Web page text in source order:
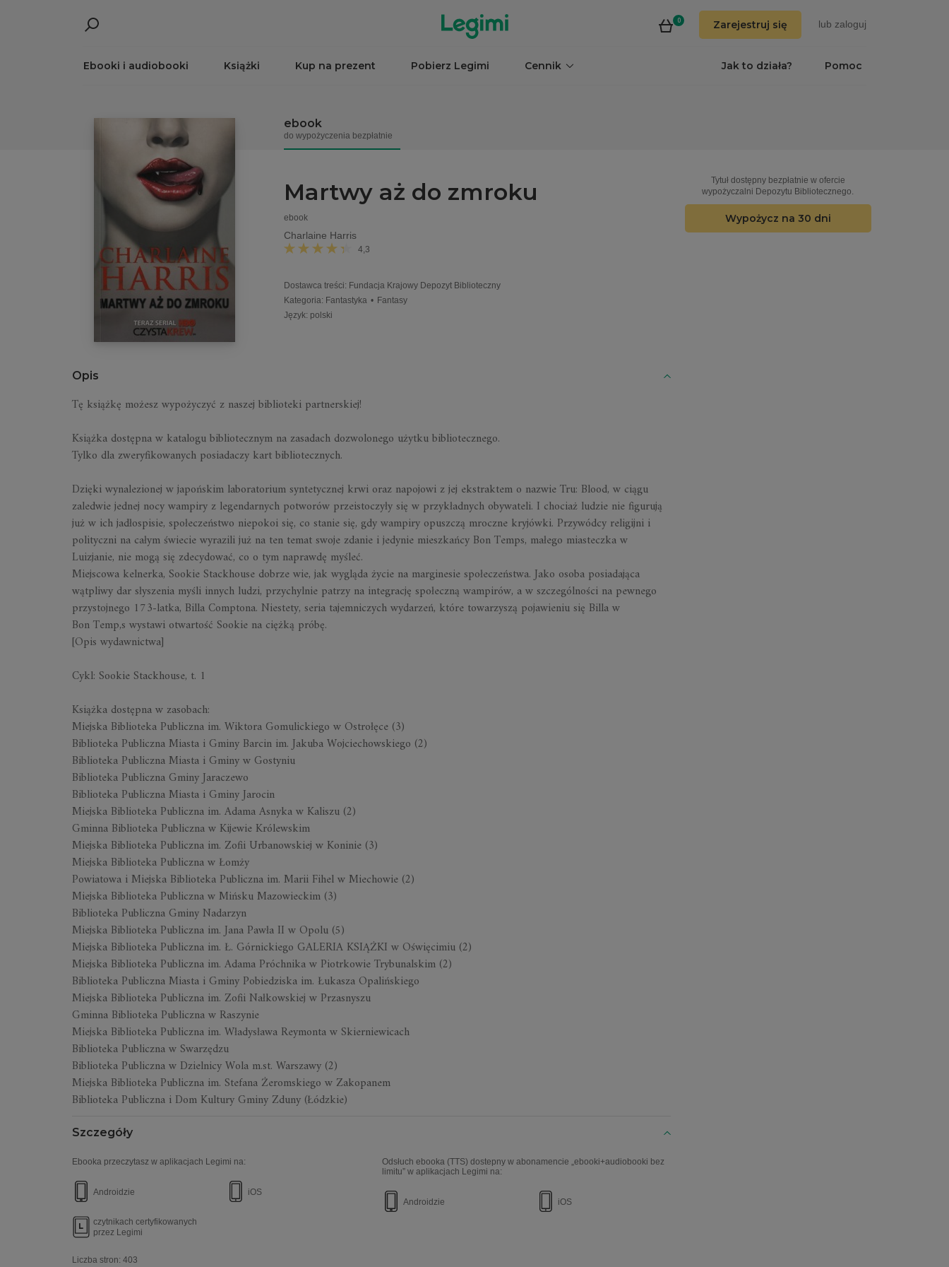
0 Zarejestruj się lub zaloguj
Ebooki i audiobooki Książki Kup na prezent Pobierz Legimi Cennik Pomoc
Jak to działa?
ebook
do wypożyczenia bezpłatnie
Martwy aż do zmroku
ebook
Charlaine Harris
4,3
Tytuł dostępny bezpłatnie w ofercie
wypożyczalni Depozytu Bibliotecznego.
Wypożycz na 30 dni
Dostawca treści: Fundacja Krajowy Depozyt Biblioteczny
Kategoria: Fantastyka • Fantasy
Język: polski
Opis
Tę książkę możesz wypożyczyć z naszej biblioteki partnerskiej!
Książka dostępna w katalogu bibliotecznym na zasadach dozwolonego użytku bibliotecznego.
Tylko dla zweryfikowanych posiadaczy kart bibliotecznych.
Dzięki wynalezionej w japońskim laboratorium syntetycznej krwi oraz napojowi z jej ekstraktem o nazwieTru: Blood, w ciągu
zaledwie jednej nocy wampiry z legendarnych potworów przeistoczyły się w przykładnych obywateli. I chociaż ludzie nie figurują
już w ich jadłospisie, społeczeństwo niepokoi się, co stanie się, gdy wampiry opuszczą mroczne kryjówki. Przywódcy religijni i
polityczni na całym świecie wyrazili już na ten temat swoje zdanie i jedynie mieszkańcy BonTemps, małego miasteczka w
Luizjanie, nie mogą się zdecydować, co o tym naprawdę myśleć.
Miejscowa kelnerka, Sookie Stackhouse dobrze wie, jak wygląda życie na marginesie społeczeństwa. Jako osoba posiadająca
wątpliwy dar słyszenia myśli innych ludzi, przychylnie patrzy na integrację społeczną wampirów, a w szczególności na pewnego
przystojnego 173-latka, Billa Comptona. Niestety, seria tajemniczych wydarzeń, które towarzyszą pojawieniu się Billa w
BonTemp,s wystawi otwartość Sookie na ciężką próbę.
[Opis wydawnictwa]
Cykl: Sookie Stackhouse, t. 1
Książka dostępna w zasobach:
Miejska Biblioteka Publiczna im. Wiktora Gomulickiego w Ostrołęce (3)
Biblioteka Publiczna Miasta i Gminy Barcin im. Jakuba Wojciechowskiego (2)
Biblioteka Publiczna Miasta i Gminy w Gostyniu
Biblioteka Publiczna Gminy Jaraczewo
Biblioteka Publiczna Miasta i Gminy Jarocin
Miejska Biblioteka Publiczna im. Adama Asnyka w Kaliszu (2)
Gminna Biblioteka Publiczna w Kijewie Królewskim
Miejska Biblioteka Publiczna im. Zofii Urbanowskiej w Koninie (3)
Miejska Biblioteka Publiczna w Łomży
Powiatowa i Miejska Biblioteka Publiczna im. Marii Fihelw Miechowie (2)
Miejska Biblioteka Publiczna w Mińsku Mazowieckim (3)
Biblioteka Publiczna Gminy Nadarzyn
Miejska Biblioteka Publiczna im. Jana Pawła II w Opolu (5)
Miejska Biblioteka Publiczna im. Ł. Górnickiego GALERIA KSIĄŻKI w Oświęcimiu (2)
Miejska Biblioteka Publiczna im. Adama Próchnika w Piotrkowie Trybunalskim (2)
Biblioteka Publiczna Miasta i Gminy Pobiedziska im. Łukasza Opalińskiego
Miejska Biblioteka Publiczna im. Zofii Nałkowskiej w Przasnyszu
Gminna Biblioteka Publiczna w Raszynie
Miejska Biblioteka Publiczna im. Władysława Reymonta w Skierniewicach
Biblioteka Publiczna w Swarzędzu
Biblioteka Publiczna w Dzielnicy Wola m.st. Warszawy (2)
Miejska Biblioteka Publiczna im. Stefana Żeromskiego w Zakopanem
Biblioteka Publiczna i Dom Kultury Gminy Zduny (Łódzkie)
Szczegóły
Ebooka przeczytasz w aplikacjach Legimi na:
Androidzie iOS
czytnikach certyfikowanych
przez Legimi
Liczba stron: 403
Odsłuch ebooka (TTS) dostepny w abonamencie „ebooki+audiobooki bez
limitu” w aplikacjach Legimi na:
Androidzie iOS